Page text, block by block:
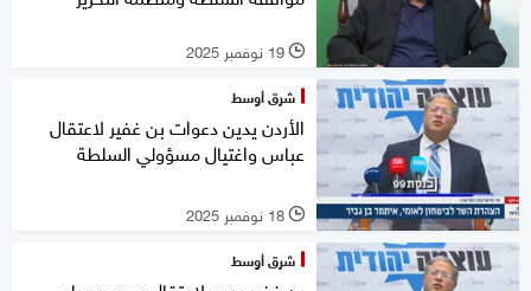
l 19 نوفمبر 2025
شرق أوسط
الأردن يدين دعوات بن غفير لاعتقال
عباس واغتيال مسؤولي السلطة
l 18 نوفمبر 2025
شرق أوسط